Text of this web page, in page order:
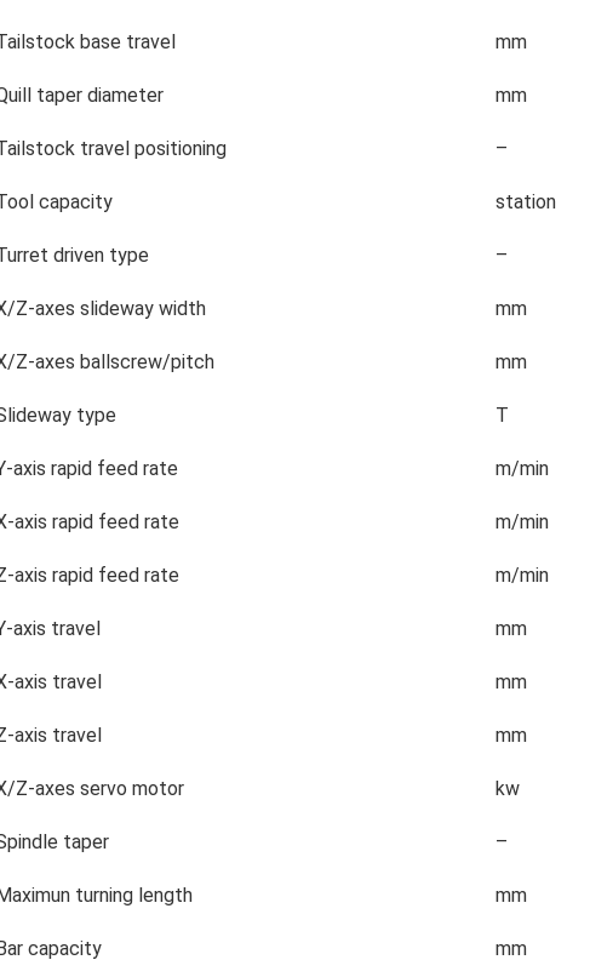
base travel mm
taper diameter mm
travel positioning –
capacity station
driven type –
Z-axes slideway width mm
Z-axes ballscrew/pitch mm
type T
axis rapid feed rate m/min
axis rapid feed rate m/min
axis rapid feed rate m/min
axis travel mm
axis travel mm
axis travel mm
Z-axes servo motor kw
taper –
turning length mm
capacity mm